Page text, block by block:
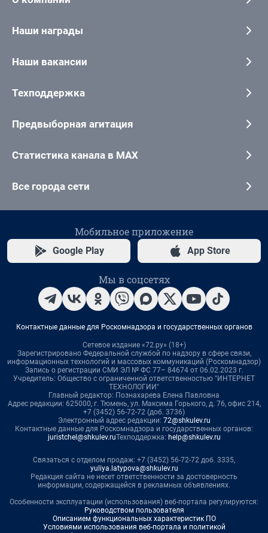
Наши награды
Наши вакансии
Техподдержка
Предвыборная агитация
Статистика канала в MAX
Все города сети
Мобильное приложение
Google Play App Store
Мы в соцсетях
Контактные данные для Роскомнадзора и государственных органов
Сетевое издание «72.ру» (18+)
Зарегистрировано Федеральной службой по надзору в сфере связи,
информационных технологий и массовых коммуникаций (Роскомнадзор)
Запись о регистрации СМИ ЭЛ № ФС 77– 84674 от 06.02.2023 г.
Учредитель: Общество с ограниченной ответственностью "ИНТЕРНЕТ
ТЕХНОЛОГИИ"
Главный редактор: Познахарева Елена Павловна
Адрес редакции: 625000, г. Тюмень, ул. Максима Горького, д. 76, офис 214,
+7 (3452) 56-72-72 (доб. 3736)
Электронный адрес редакции: 72@shkulev.ru
Контактные данные для Роскомнадзора и государственных органов:
juristchel@shkulev.ruТехподдержка: help@shkulev.ru
Связаться с отделом продаж: +7 (3452) 56-72-72 доб. 3335,
yuliya.latypova@shkulev.ru
Редакция сайта не несет ответственности за достоверность
информации, содержащейся в рекламных объявлениях.
Особенности эксплуатации (использования) веб-портала регулируются:
Руководством пользователя
Описанием функциональных характеристик ПО
Условиями использования веб-портала и политикой